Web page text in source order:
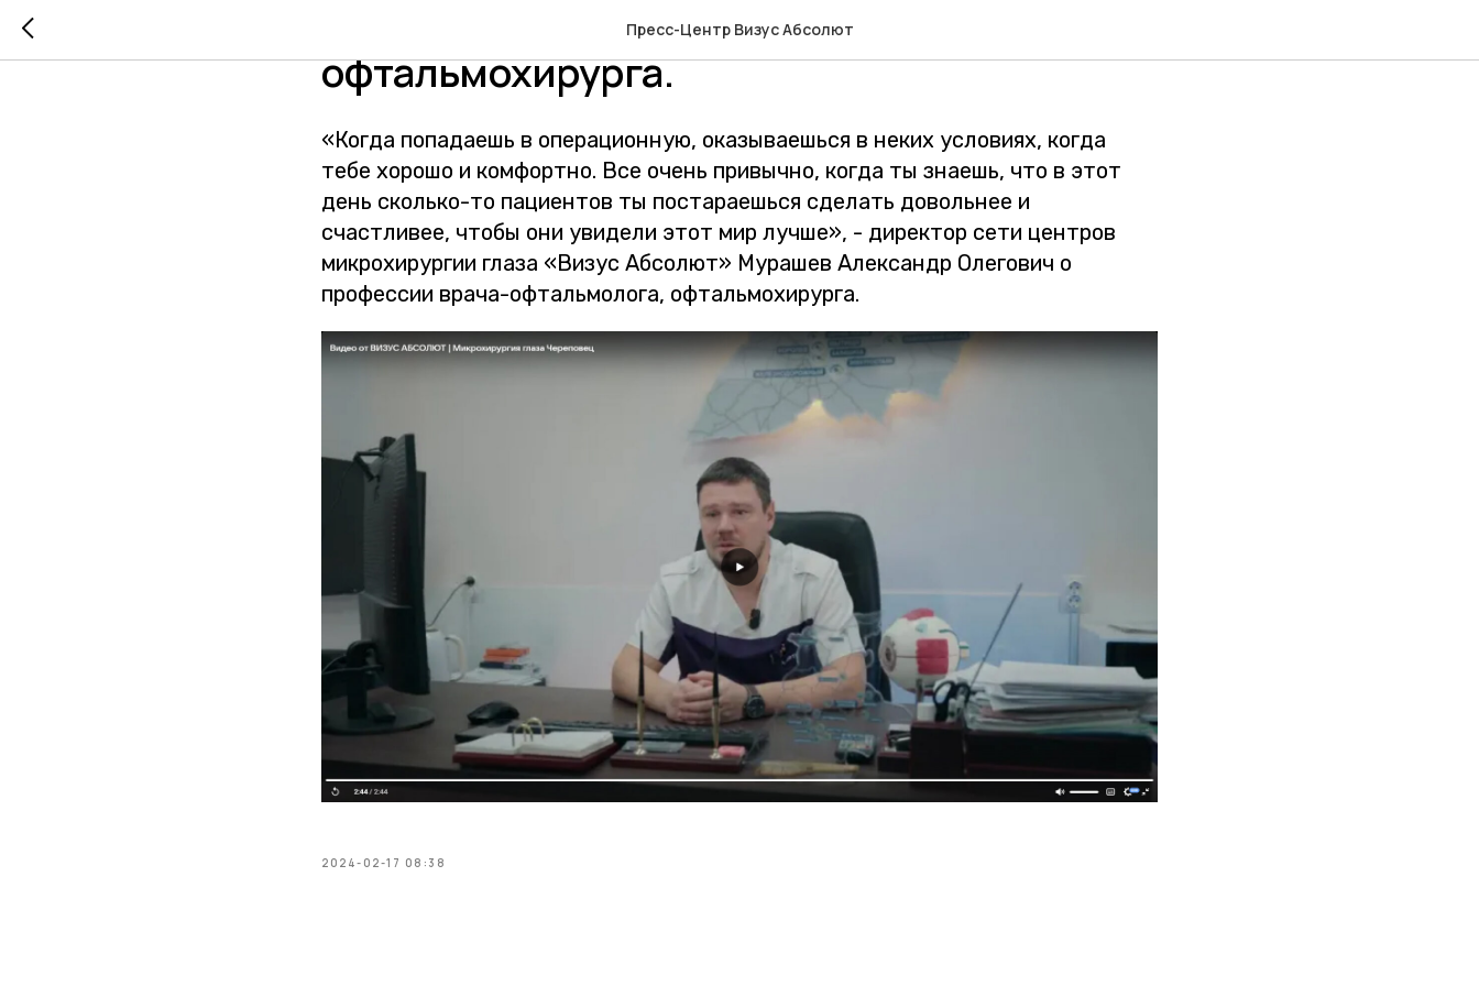
Пресс-Центр Визус Абсолют
О профессии врача-офтальмолога,
офтальмохирурга.
«Когда попадаешь в операционную, оказываешься в неких условиях, когда
тебе хорошо и комфортно. Все очень привычно, когда ты знаешь, что в этот
день сколько-то пациентов ты постараешься сделать довольнее и
счастливее, чтобы они увидели этот мир лучше», - директор сети центров
микрохирургии глаза «Визус Абсолют» Мурашев Александр Олегович о
профессии врача-офтальмолога, офтальмохирурга.
2024-02-17 08:38